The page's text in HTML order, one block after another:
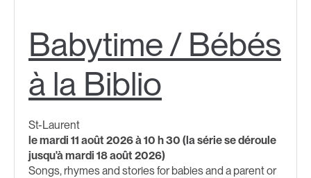
Babytime / Bébés
à la Biblio
St-Laurent
le mardi 11 août 2026 à 10 h 30 (la série se déroule
jusqu'à mardi 18 août 2026)
Songs, rhymes and stories for babies and a parent or